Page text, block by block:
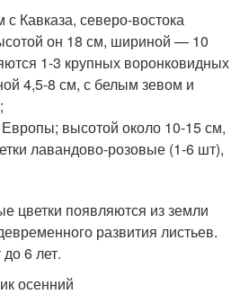
Кавказа, северо-востока
он 18 см, шириной — 10
1-3 крупных воронковидных
4,5-8 см, с белым зевом и
высотой около 10-15 см,
лавандово-розовые (1-6 шт),
цветки появляются из земли
развития листьев.
6 лет.
осенний